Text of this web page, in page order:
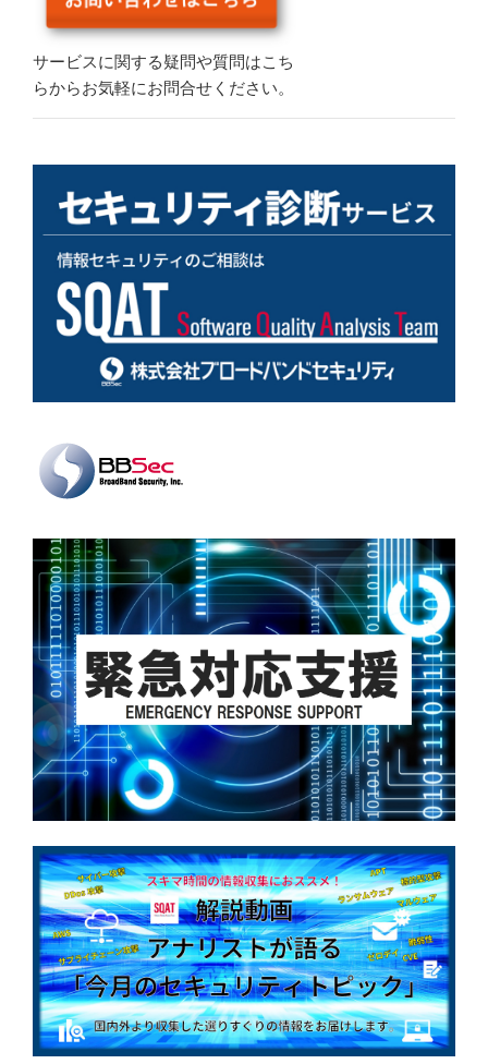
サービスに関する疑問や質問はこち
らからお気軽にお問合せください。